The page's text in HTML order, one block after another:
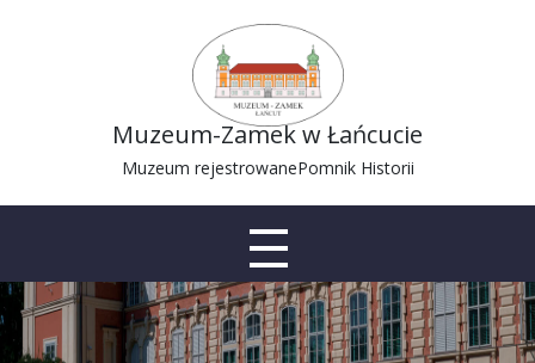
Muzeum-Zamek w Łańcucie
Muzeum rejestrowanePomnik Historii